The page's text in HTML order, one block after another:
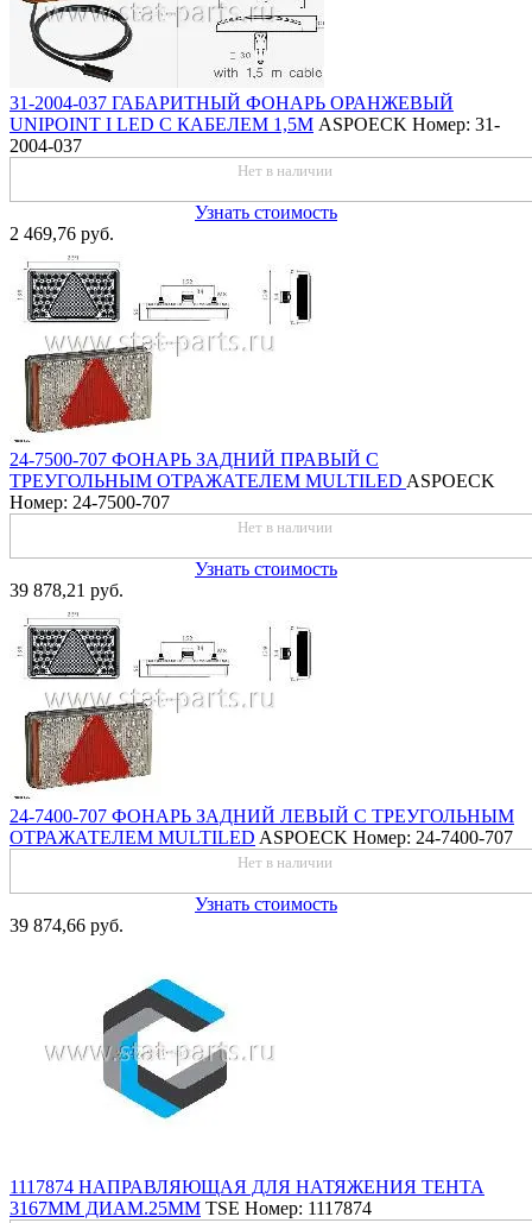
31-2004-037 ГАБАРИТНЫЙ ФОНАРЬ ОРАНЖЕВЫЙ
UNIPOINT I LED С КАБЕЛЕМ 1,5М ASPOECK Номер: 31-
2004-037
Нет в наличии
Узнать стоимость
2 469,76 руб.
24-7500-707 ФОНАРЬ ЗАДНИЙ ПРАВЫЙ С
ТРЕУГОЛЬНЫМ ОТРАЖАТЕЛЕМ MULTILED ASPOECK
Номер: 24-7500-707
Нет в наличии
Узнать стоимость
39 878,21 руб.
24-7400-707 ФОНАРЬ ЗАДНИЙ ЛЕВЫЙ С ТРЕУГОЛЬНЫМ
ОТРАЖАТЕЛЕМ MULTILED ASPOECK Номер: 24-7400-707
Нет в наличии
Узнать стоимость
39 874,66 руб.
1117874 НАПРАВЛЯЮЩАЯ ДЛЯ НАТЯЖЕНИЯ ТЕНТА
3167ММ ДИАМ.25ММ TSE Номер: 1117874